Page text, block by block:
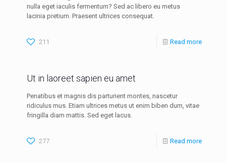
nulla eget iaculis fermentum? Sed ac libero eu metus
lacinia pretium. Praesent ultrices consequat.
211 Read more
Ut in laoreet sapien eu amet
Penatibus et magnis dis parturient montes, nascetur
ridiculus mus. Etiam ultrices metus ut enim biben dum, vitae
fringilla diam mattis. Sed eget lacus.
277 Read more